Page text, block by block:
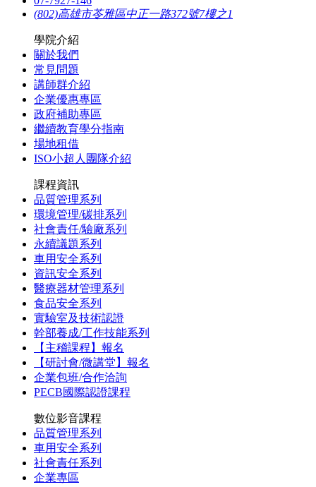
(802)高雄市苓雅區中正一路372號7樓之1
學院介紹
關於我們
常見問題
講師群介紹
企業優惠專區
政府補助專區
繼續教育學分指南
場地租借
ISO小超人團隊介紹
課程資訊
品質管理系列
環境管理/碳排系列
社會責任/驗廠系列
永續議題系列
車用安全系列
資訊安全系列
醫療器材管理系列
食品安全系列
實驗室及技術認證
幹部養成/工作技能系列
【主稽課程】報名
【研討會/微講堂】報名
企業包班/合作洽詢
PECB國際認證課程
數位影音課程
品質管理系列
車用安全系列
社會責任系列
企業專區